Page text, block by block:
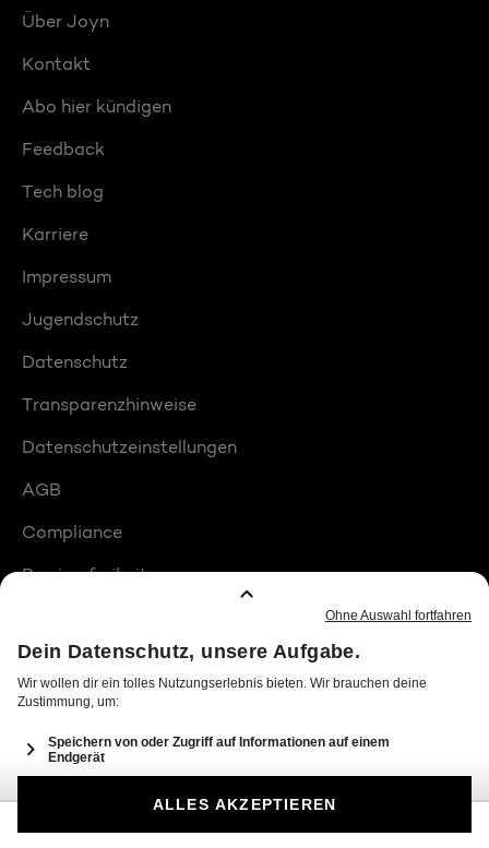
Über Joyn
Kontakt
Abo hier kündigen
Feedback
Tech blog
Karriere
Impressum
Jugendschutz
Datenschutz
Transparenzhinweise
Datenschutzeinstellungen
AGB
Compliance
Barrierefreiheit